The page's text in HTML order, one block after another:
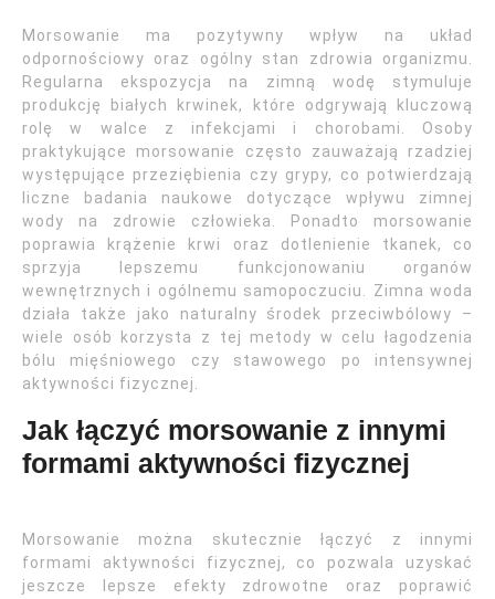
Morsowanie ma pozytywny wpływ na układ
odpornościowy oraz ogólny stan zdrowia organizmu.
Regularna ekspozycja na zimną wodę stymuluje
produkcję białych krwinek, które odgrywają kluczową
rolę w walce z infekcjami i chorobami. Osoby
praktykujące morsowanie często zauważają rzadziej
występujące przeziębienia czy grypy, co potwierdzają
liczne badania naukowe dotyczące wpływu zimnej
wody na zdrowie człowieka. Ponadto morsowanie
poprawia krążenie krwi oraz dotlenienie tkanek, co
sprzyja lepszemu funkcjonowaniu organów
wewnętrznych i ogólnemu samopoczuciu. Zimna woda
działa także jako naturalny środek przeciwbólowy –
wiele osób korzysta z tej metody w celu łagodzenia
bólu mięśniowego czy stawowego po intensywnej
aktywności fizycznej.
Jak łączyć morsowanie z innymi
formami aktywności fizycznej
Morsowanie można skutecznie łączyć z innymi
formami aktywności fizycznej, co pozwala uzyskać
jeszcze lepsze efekty zdrowotne oraz poprawić